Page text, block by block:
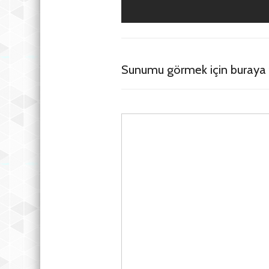
Sunumu görmek için buraya